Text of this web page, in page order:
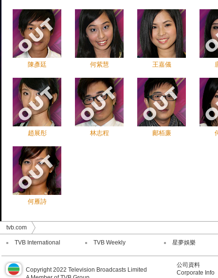
陳彥廷 何紫慧 王嘉儀
趙展彤 林志程 鄺栢廉
何雁詩
tvb.com
TVB International TVB Weekly 星夢娛樂
Copyright 2022 Television Broadcasts Limited
公司資料
Corporate Info